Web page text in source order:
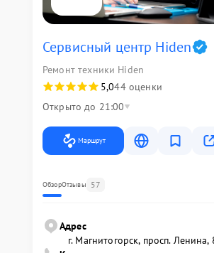
Сервисный центр Hiden
Ремонт техники Hiden
5,044 оценки
Открыто до 21:00
Маршрут
ОбзорОтзывы 57
Адрес
г. Магнитогорск, просп. Ленина,